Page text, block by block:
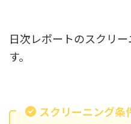
日次レポートのスクリ
す。
スクリーニング条